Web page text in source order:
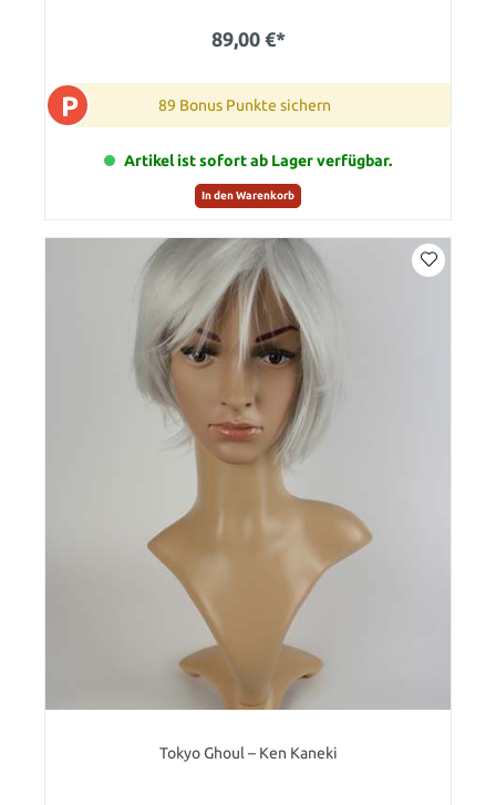
89,00 €*
P 89 Bonus Punkte sichern
Artikel ist sofort ab Lager verfügbar.
In den Warenkorb
Tokyo Ghoul – Ken Kaneki